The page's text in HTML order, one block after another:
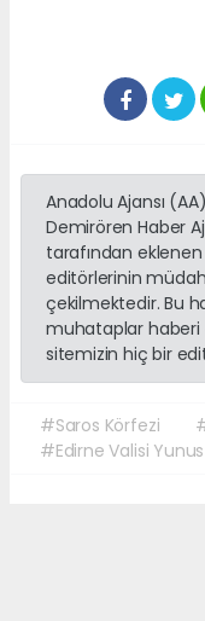
Anadolu Ajansı
Demirören Haber
tarafından
editörlerinin
çekilmektedir. Bu
muhataplar haberi
sitemizin hiç bir
#Saros Körfezi
#Edirne Valisi